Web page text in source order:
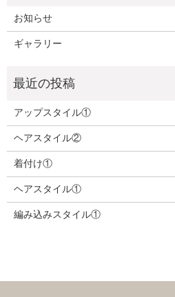
お知らせ
ギャラリー
アップスタイル①
ヘアスタイル②
着付け①
ヘアスタイル①
編み込みスタイル①